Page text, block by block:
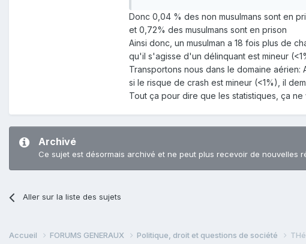
Donc 0,04 % des non musulmans sont en
et 0,72% des musulmans sont en prison
Ainsi donc, un musulman a 18 fois plus de
qu'il s'agisse d'un délinquant est mineur
Transportons nous dans le domaine aérien:
si le risque de crash est mineur (<1%), il
Tout ça pour dire que les statistiques, ça
Archivé
Ce sujet est désormais archivé et ne peut plus recevoir de nouvelles
Aller sur la liste des sujets
Accueil FORUMS GENERAUX Politique, droit et questions de société